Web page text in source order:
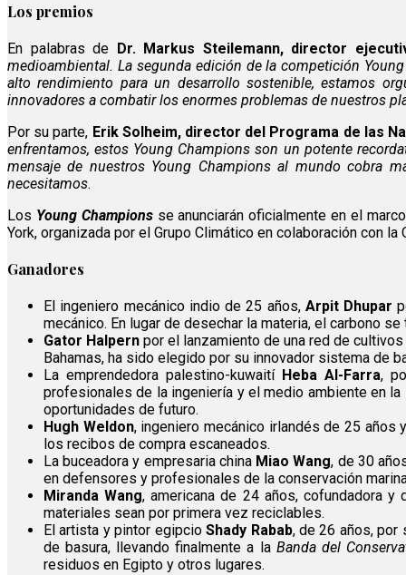
Los premios
En palabras de Dr. Markus Steilemann, director
medioambiental. La segunda edición de la competición
alto rendimiento para un desarrollo sostenible, estamos
innovadores a combatir los enormes problemas de nuestros
Por su parte, Erik Solheim, director del Programa de las
enfrentamos, estos Young Champions son un potente
mensaje de nuestros Young Champions al mundo cobra
necesitamos.
Los Young Championsse anunciarán oficialmente en el
York, organizada por el Grupo Climático en colaboración con
Ganadores
El ingeniero mecánico indio de 25 años,Arpit Dhupar
mecánico. En lugar de desechar la materia, el carbono
Gator Halpern por el lanzamiento de una red de
Bahamas, ha sido elegido por su innovador sistema de
La emprendedora palestino-kuwaití Heba Al-Farra,
profesionales de la ingeniería y el medio ambiente en
oportunidades de futuro.
Hugh Weldon, ingeniero mecánico irlandés de 25 años
los recibos de compra escaneados.
La buceadora y empresaria china Miao Wang, de 30
en defensores y profesionales de la conservación
Miranda Wang, americana de 24 años, cofundadora
materiales sean por primera vez reciclables.
El artista y pintor egipcioShady Rabab, de 26 años, por
de basura, llevando finalmente a la Banda del
residuos en Egipto y otros lugares.